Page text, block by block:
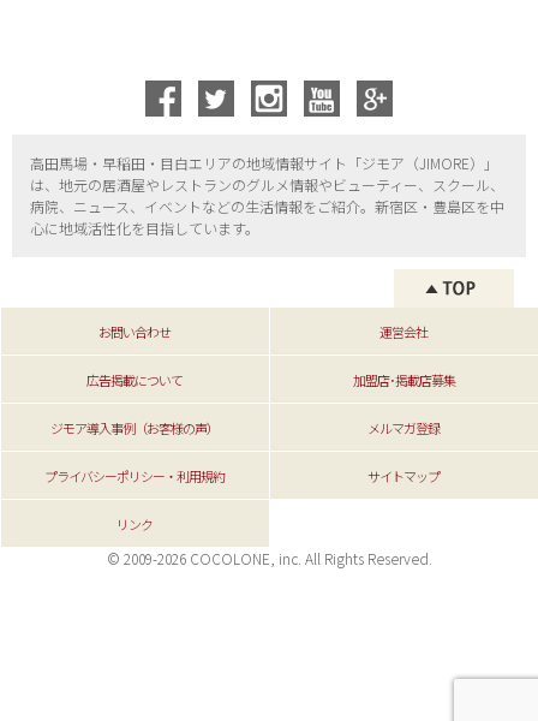
高田馬場・早稲田・目白エリアの地域情報サイト「ジモア（JIMORE）」
は、地元の居酒屋やレストランのグルメ情報やビューティー、
スクール、
病院、ニュース、イベントなどの生活情報をご紹介。新宿区・ 豊島区を中
心に地域活性化を目指しています。
お問い合わせ 運営会社
広告掲載について 加盟店･掲載店募集
ジモア導入事例（お客様の声） メルマガ登録
プライバシーポリシー・利用規約 サイトマップ
リンク
© 2009-2026 COCOLONE, inc. All Rights Reserved.